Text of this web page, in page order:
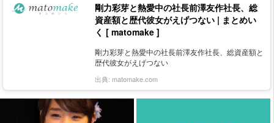
剛力彩芽と熱愛中の社長前澤友作社長、総
資産額と歴代彼女がえげつない | まとめい
く [ matomake ]
剛力彩芽と熱愛中の社長前澤友作社長、総資産額と
歴代彼女がえげつない
出典: matomake.com